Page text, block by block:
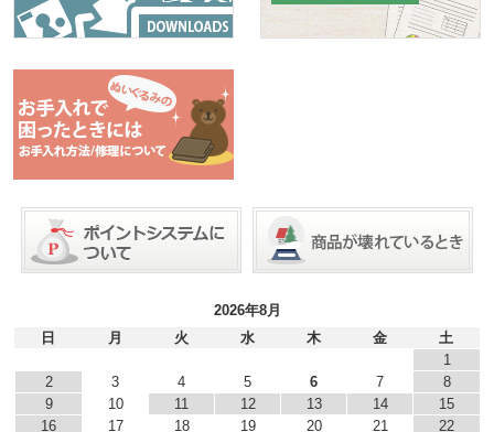
2026年8月
日
月 火 水 木 金
土
1
2
3 4 5 6 7
8
9
10 11 12 13 14
15
16
17 18 19 20 21
22